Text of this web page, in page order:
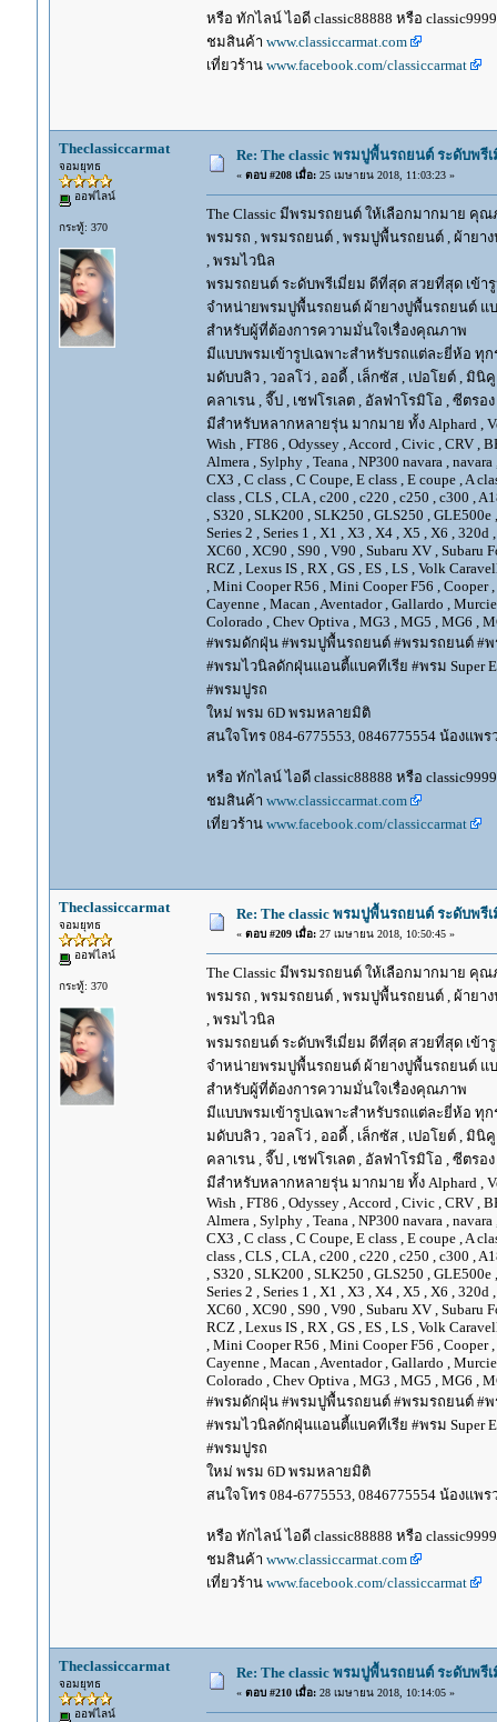
หรือ ทักไลน์ ไอดี classic88888 หรือ
ชมสินค้า www.classiccarmat.com
เที่ยวร้าน www.facebook.com/classiccarmat
Theclassiccarmat
จอมยุทธ
ออฟไลน์
กระทู้: 370
Re: The classic พรมปูพื้นรถยนต์ ระดับพรี
« ตอบ #208 เมื่อ:25 เมษายน 2018, 11:03:23 »
The Classic มีพรมรถยนต์ ให้เลือกมากมาย คุ
พรมรถ , พรมรถยนต์ , พรมปูพื้นรถยนต์ , ผ้ายา
, พรมไวนิล
พรมรถยนต์ ระดับพรีเมี่ยม ดีที่สุด สวยที่สุด เข้ารู
จำหน่ายพรมปูพื้นรถยนต์ ผ้ายางปูพื้นรถยนต์ แบบ
สำหรับผู้ที่ต้องการความมั่นใจเรื่องคุณภาพ
มีแบบพรมเข้ารูปเฉพาะสำหรับรถแต่ละยี่ห้อ ทุก
มดับบลิว , วอลโว่ , ออดี้ , เล็กซัส , เปอโยต์ , มินิ
คลาเรน , จี๊ป , เชฟโรเลต , อัลฟ่าโรมิโอ , ซีตร
มีสำหรับหลากหลายรุ่น มากมาย ทั้ง Alphard ,
Wish , FT86 , Odyssey , Accord , Civic , CRV ,
Almera , Sylphy , Teana , NP300 navara ,
CX3 , C class , C Coupe, E class , E coupe , A
class , CLS , CLA , c200 , c220 , c250 , c300 ,
, S320 , SLK200 , SLK250 , GLS250 , GLE500e
Series 2 , Series 1 , X1 , X3 , X4 , X5 , X6 ,
XC60 , XC90 , S90 , V90 , Subaru XV , Subaru
RCZ , Lexus IS , RX , GS , ES , LS , Volk
, Mini Cooper R56 , Mini Cooper F56 , Cooper
Cayenne , Macan , Aventador , Gallardo ,
Colorado , Chev Optiva , MG3 , MG5 , MG6 ,
#พรมดักฝุ่น #พรมปูพื้นรถยนต์ #พรมรถยนต์ #พ
#พรมไวนิลดักฝุ่นแอนตี้แบคทีเรีย #พรม Super
#พรมปูรถ
ใหม่ พรม 6D พรมหลายมิติ
สนใจโทร 084-6775553, 0846775554 น้องแพ
หรือ ทักไลน์ ไอดี classic88888 หรือ
ชมสินค้า www.classiccarmat.com
เที่ยวร้าน www.facebook.com/classiccarmat
Theclassiccarmat
จอมยุทธ
ออฟไลน์
กระทู้: 370
Re: The classic พรมปูพื้นรถยนต์ ระดับพรี
« ตอบ #209 เมื่อ:27 เมษายน 2018, 10:50:45 »
The Classic มีพรมรถยนต์ ให้เลือกมากมาย คุ
พรมรถ , พรมรถยนต์ , พรมปูพื้นรถยนต์ , ผ้ายา
, พรมไวนิล
พรมรถยนต์ ระดับพรีเมี่ยม ดีที่สุด สวยที่สุด เข้ารู
จำหน่ายพรมปูพื้นรถยนต์ ผ้ายางปูพื้นรถยนต์ แบบ
สำหรับผู้ที่ต้องการความมั่นใจเรื่องคุณภาพ
มีแบบพรมเข้ารูปเฉพาะสำหรับรถแต่ละยี่ห้อ ทุก
มดับบลิว , วอลโว่ , ออดี้ , เล็กซัส , เปอโยต์ , มินิ
คลาเรน , จี๊ป , เชฟโรเลต , อัลฟ่าโรมิโอ , ซีตร
มีสำหรับหลากหลายรุ่น มากมาย ทั้ง Alphard ,
Wish , FT86 , Odyssey , Accord , Civic , CRV ,
Almera , Sylphy , Teana , NP300 navara ,
CX3 , C class , C Coupe, E class , E coupe , A
class , CLS , CLA , c200 , c220 , c250 , c300 ,
, S320 , SLK200 , SLK250 , GLS250 , GLE500e
Series 2 , Series 1 , X1 , X3 , X4 , X5 , X6 ,
XC60 , XC90 , S90 , V90 , Subaru XV , Subaru
RCZ , Lexus IS , RX , GS , ES , LS , Volk
, Mini Cooper R56 , Mini Cooper F56 , Cooper
Cayenne , Macan , Aventador , Gallardo ,
Colorado , Chev Optiva , MG3 , MG5 , MG6 ,
#พรมดักฝุ่น #พรมปูพื้นรถยนต์ #พรมรถยนต์ #พ
#พรมไวนิลดักฝุ่นแอนตี้แบคทีเรีย #พรม Super
#พรมปูรถ
ใหม่ พรม 6D พรมหลายมิติ
สนใจโทร 084-6775553, 0846775554 น้องแพร
หรือ ทักไลน์ ไอดี classic88888 หรือ
ชมสินค้า www.classiccarmat.com
เที่ยวร้าน www.facebook.com/classiccarmat
Theclassiccarmat
จอมยุทธ
ออฟไลน์
Re: The classic พรมปูพื้นรถยนต์ ระดับพรี
« ตอบ #210 เมื่อ:28 เมษายน 2018, 10:14:05 »